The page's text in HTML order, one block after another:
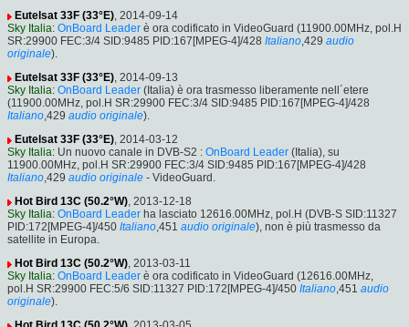
Eutelsat 33F (33°E), 2014-09-14
Sky Italia: OnBoard Leader è ora codificato in VideoGuard (11900.00MHz, pol.H
SR:29900 FEC:3/4 SID:9485 PID:167[MPEG-4]/428 Italiano,429 audio
originale).
Eutelsat 33F (33°E), 2014-09-13
Sky Italia: OnBoard Leader (Italia) è ora trasmesso liberamente nell´etere
(11900.00MHz, pol.H SR:29900 FEC:3/4 SID:9485 PID:167[MPEG-4]/428
Italiano,429 audio originale).
Eutelsat 33F (33°E), 2014-03-12
Sky Italia: Un nuovo canale in DVB-S2 : OnBoard Leader (Italia), su
11900.00MHz, pol.H SR:29900 FEC:3/4 SID:9485 PID:167[MPEG-4]/428
Italiano,429 audio originale - VideoGuard.
Hot Bird 13C (50.2°W), 2013-12-18
Sky Italia: OnBoard Leader ha lasciato 12616.00MHz, pol.H (DVB-S SID:11327
PID:172[MPEG-4]/450 Italiano,451 audio originale), non è più trasmesso da
satellite in Europa.
Hot Bird 13C (50.2°W), 2013-03-11
Sky Italia: OnBoard Leader è ora codificato in VideoGuard (12616.00MHz,
pol.H SR:29900 FEC:5/6 SID:11327 PID:172[MPEG-4]/450 Italiano,451 audio
originale).